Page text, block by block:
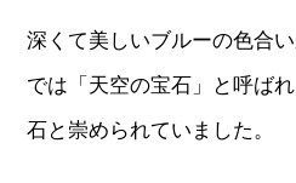
深くて美しいブルーの色合
では「天空の宝石」と呼ば
石と崇められていました。